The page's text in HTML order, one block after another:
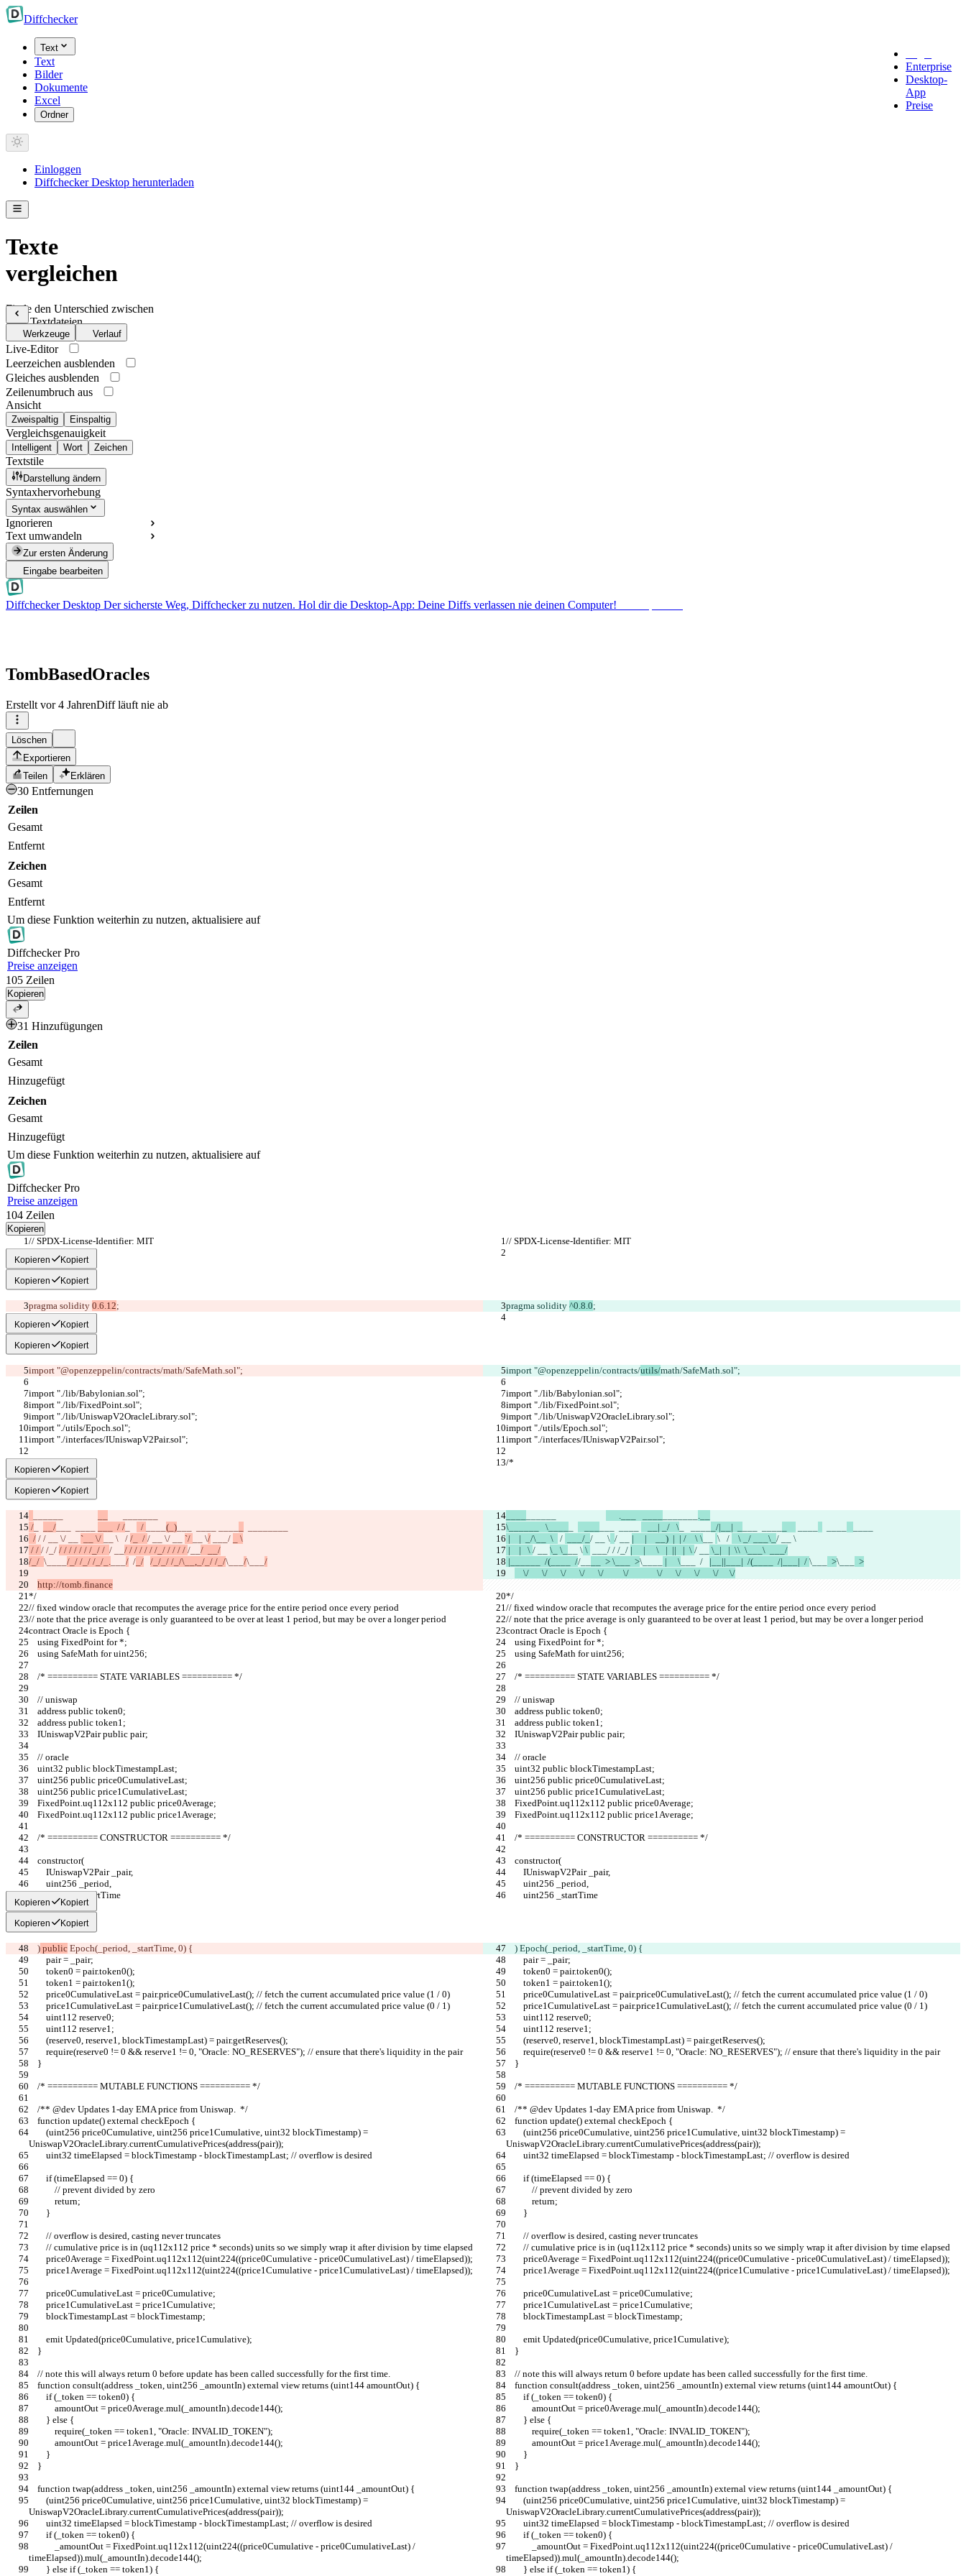
Diffchecker
Text
Text
Bilder
Dokumente
Excel
Ordner
Enterprise
Desktop-
App
Preise
Einloggen
Diffchecker Desktop herunterladen
Texte
vergleichen
Finde den Unterschied zwischen
zwei Textdateien
Werkzeuge Verlauf
Live-Editor
Leerzeichen ausblenden
Gleiches ausblenden
Zeilenumbruch aus
Ansicht
Zweispaltig Einspaltig
Vergleichsgenauigkeit
Intelligent Wort Zeichen
Textstile
Darstellung ändern
Syntaxhervorhebung
Syntax auswählen
Ignorieren
Text umwandeln
Zur ersten Änderung
Eingabe bearbeiten
Diffchecker Desktop Der sicherste Weg, Diffchecker zu nutzen. Hol dir die Desktop-App: Deine Diffs verlassen nie deinen Computer!
TombBasedOracles
Erstellt vor 4 JahrenDiff läuft nie ab
Löschen
Exportieren
Teilen
Erklären
30 Entfernungen
Zeilen
Gesamt
Entfernt
Zeichen
Gesamt
Entfernt
Um diese Funktion weiterhin zu nutzen, aktualisiere auf
DiffcheckerPro
Preise anzeigen
105 Zeilen
Kopieren
31 Hinzufügungen
Zeilen
Gesamt
Hinzugefügt
Zeichen
Gesamt
Hinzugefügt
Um diese Funktion weiterhin zu nutzen, aktualisiere auf
DiffcheckerPro
Preise anzeigen
104 Zeilen
Kopieren
// SPDX-License-Identifier: MIT
// SPDX-License-Identifier: MIT
Kopieren Kopiert
Kopieren Kopiert
pragma solidity 0.6.12; pragma solidity ^0.8.0;
Kopieren Kopiert
Kopieren Kopiert
import "@openzeppelin/contracts/math/SafeMath.sol"; import "@openzeppelin/contracts/utils/math/SafeMath.sol";
import "./lib/Babylonian.sol";
import "./lib/Babylonian.sol";
import "./lib/FixedPoint.sol";
import "./lib/FixedPoint.sol";
import "./lib/UniswapV2OracleLibrary.sol";
import "./lib/UniswapV2OracleLibrary.sol";
import "./utils/Epoch.sol";
import "./utils/Epoch.sol";
import "./interfaces/IUniswapV2Pair.sol";
import "./interfaces/IUniswapV2Pair.sol";
/* /*
Kopieren Kopiert
Kopieren Kopiert
      .___   ____
.__
/
__/ ___  / /
  /
(_) \______   \____
   __| _/   \
_/|__|  _
  /
/ / __ \/ __ `__ \/ \   / /_  / / __ \/ __ `/ __ \/ ___/ _ \ |    |  _/\__  \ / ___/_ / __ \ / __ |     |    __)  |  | /    \ \ \   /
   \ _/ ___\_
/ __ \
/ / / /_/ / / / / / / /_/ / / __ / / / / / / /_/ / / / / /__ /  __/ |    |   \ / __ \_ \_ __ \ \ ___/ / /_/ |     |     \   |  ||   |  \ / __
\_|   |  \\  \___\  ___/
/_/ \____ /_/ /_/ /_/_. /
  /
_/ /_/_/ /_/\__,_/_/ /_/\___ /\___ / |______  /(____  //__ __  > \___  >\____ |     \
  /
|__||___|  /(____  /|___|  / \___
  >
\___
  >
    \/      \/      \/      \/      \/         \/             \/      \/      \/      \/     \/
http://tomb.finance
*/
*/
// fixed window oracle that recomputes the average price for the entire period once every period
// fixed window oracle that recomputes the average price for the entire period once every period
// note that the price average is only guaranteed to be over at least 1 period, but may be over a longer period
// note that the price average is only guaranteed to be over at least 1 period, but may be over a longer period
contract Oracle is Epoch {
contract Oracle is Epoch {
    using FixedPoint for *;
    using FixedPoint for *;
    using SafeMath for uint256;
    using SafeMath for uint256;
    /* ========== STATE VARIABLES ========== */
    /* ========== STATE VARIABLES ========== */
    // uniswap
    // uniswap
    address public token0;
    address public token0;
    address public token1;
    address public token1;
    IUniswapV2Pair public pair;
    IUniswapV2Pair public pair;
    // oracle
    // oracle
    uint32 public blockTimestampLast;
    uint32 public blockTimestampLast;
    uint256 public price0CumulativeLast;
    uint256 public price0CumulativeLast;
    uint256 public price1CumulativeLast;
    uint256 public price1CumulativeLast;
    FixedPoint.uq112x112 public price0Average;
    FixedPoint.uq112x112 public price0Average;
    FixedPoint.uq112x112 public price1Average;
    FixedPoint.uq112x112 public price1Average;
    /* ========== CONSTRUCTOR ========== */
    /* ========== CONSTRUCTOR ========== */
    constructor(
    constructor(
        IUniswapV2Pair _pair,
        IUniswapV2Pair _pair,
        uint256 _period,
        uint256 _period,
        uint256 _startTime
        uint256 _startTime
Kopieren Kopiert
Kopieren Kopiert
    )
public Epoch(_period, _startTime, 0) {
    )
Epoch(_period, _startTime, 0) {
        pair = _pair;
        pair = _pair;
        token0 = pair.token0();
        token0 = pair.token0();
        token1 = pair.token1();
        token1 = pair.token1();
        price0CumulativeLast = pair.price0CumulativeLast(); // fetch the current accumulated price value (1 / 0)
        price0CumulativeLast = pair.price0CumulativeLast(); // fetch the current accumulated price value (1 / 0)
        price1CumulativeLast = pair.price1CumulativeLast(); // fetch the current accumulated price value (0 / 1)
        price1CumulativeLast = pair.price1CumulativeLast(); // fetch the current accumulated price value (0 / 1)
        uint112 reserve0;
        uint112 reserve0;
        uint112 reserve1;
        uint112 reserve1;
        (reserve0, reserve1, blockTimestampLast) = pair.getReserves();
        (reserve0, reserve1, blockTimestampLast) = pair.getReserves();
        require(reserve0 != 0 && reserve1 != 0, "Oracle: NO_RESERVES"); // ensure that there's liquidity in the pair
        require(reserve0 != 0 && reserve1 != 0, "Oracle: NO_RESERVES"); // ensure that there's liquidity in the pair
    }
    }
    /* ========== MUTABLE FUNCTIONS ========== */
    /* ========== MUTABLE FUNCTIONS ========== */
    /** @dev Updates 1-day EMA price from Uniswap.  */
    /** @dev Updates 1-day EMA price from Uniswap.  */
    function update() external checkEpoch {
    function update() external checkEpoch {
UniswapV2OracleLibrary.currentCumulativePrices(address(pair));
UniswapV2OracleLibrary.currentCumulativePrices(address(pair));
        uint32 timeElapsed = blockTimestamp - blockTimestampLast; // overflow is desired
        uint32 timeElapsed = blockTimestamp - blockTimestampLast; // overflow is desired
        if (timeElapsed == 0) {
        if (timeElapsed == 0) {
            // prevent divided by zero
            // prevent divided by zero
            return;
            return;
        }
        }
        // overflow is desired, casting never truncates
        // overflow is desired, casting never truncates
        // cumulative price is in (uq112x112 price * seconds) units so we simply wrap it after division by time elapsed
        // cumulative price is in (uq112x112 price * seconds) units so we simply wrap it after division by time elapsed
        price0Average = FixedPoint.uq112x112(uint224((price0Cumulative - price0CumulativeLast) / timeElapsed));
        price0Average = FixedPoint.uq112x112(uint224((price0Cumulative - price0CumulativeLast) / timeElapsed));
        price1Average = FixedPoint.uq112x112(uint224((price1Cumulative - price1CumulativeLast) / timeElapsed));
        price1Average = FixedPoint.uq112x112(uint224((price1Cumulative - price1CumulativeLast) / timeElapsed));
        price0CumulativeLast = price0Cumulative;
        price0CumulativeLast = price0Cumulative;
        price1CumulativeLast = price1Cumulative;
        price1CumulativeLast = price1Cumulative;
        blockTimestampLast = blockTimestamp;
        blockTimestampLast = blockTimestamp;
        emit Updated(price0Cumulative, price1Cumulative);
        emit Updated(price0Cumulative, price1Cumulative);
    }
    }
    // note this will always return 0 before update has been called successfully for the first time.
    // note this will always return 0 before update has been called successfully for the first time.
    function consult(address _token, uint256 _amountIn) external view returns (uint144 amountOut) {
    function consult(address _token, uint256 _amountIn) external view returns (uint144 amountOut) {
        if (_token == token0) {
        if (_token == token0) {
            amountOut = price0Average.mul(_amountIn).decode144();
            amountOut = price0Average.mul(_amountIn).decode144();
        } else {
        } else {
            require(_token == token1, "Oracle: INVALID_TOKEN");
            require(_token == token1, "Oracle: INVALID_TOKEN");
            amountOut = price1Average.mul(_amountIn).decode144();
            amountOut = price1Average.mul(_amountIn).decode144();
        }
        }
    }
    }
    function twap(address _token, uint256 _amountIn) external view returns (uint144 _amountOut) {
    function twap(address _token, uint256 _amountIn) external view returns (uint144 _amountOut) {
UniswapV2OracleLibrary.currentCumulativePrices(address(pair));
UniswapV2OracleLibrary.currentCumulativePrices(address(pair));
        uint32 timeElapsed = blockTimestamp - blockTimestampLast; // overflow is desired
        uint32 timeElapsed = blockTimestamp - blockTimestampLast; // overflow is desired
        if (_token == token0) {
        if (_token == token0) {
timeElapsed)).mul(_amountIn).decode144();
timeElapsed)).mul(_amountIn).decode144();
        } else if (_token == token1) {
        } else if (_token == token1) {